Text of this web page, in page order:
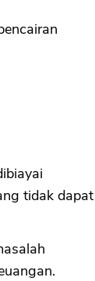
tidak dapat